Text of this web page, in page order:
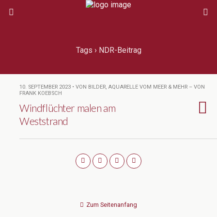
Tags › NDR-Beitrag
10. SEPTEMBER 2023 • VON BILDER, AQUARELLE VOM MEER & MEHR – VON
FRANK KOEBSCH
Windflüchter malen am
Weststrand
Zum Seitenanfang